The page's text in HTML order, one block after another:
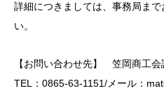
詳細につきましては、事務局ま
い。
【お問い合わせ先】 笠岡商工
TEL：0865-63-1151/メール：